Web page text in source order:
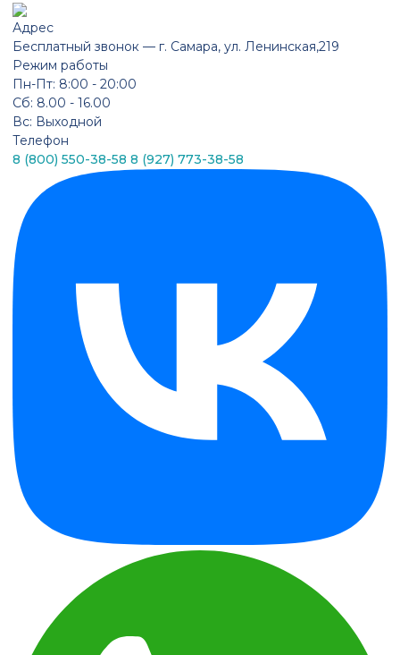
Адрес
Бесплатный звонок — г. Самара, ул. Ленинская,219
Режим работы
Пн-Пт: 8:00 - 20:00
Сб: 8.00 - 16.00
Вс: Выходной
Телефон
8 (800) 550-38-58 8 (927) 773-38-58